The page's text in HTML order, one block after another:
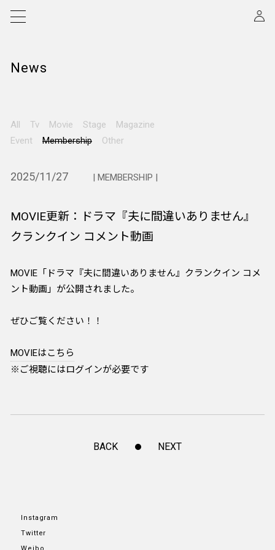
News
All Tv Movie Stage
Magazine
Event
Membership Other
2025/11/27 | MEMBERSHIP |
MOVIE更新：ドラマ『夫に間違いありません』
クランクイン コメント動画
MOVIE「ドラマ『夫に間違いありません』クランクイン コメ
ント動画」が公開されました。
ぜひご覧ください！！
MOVIEはこちら
※ご視聴にはログインが必要です
BACK NEXT
Instagram
Twitter